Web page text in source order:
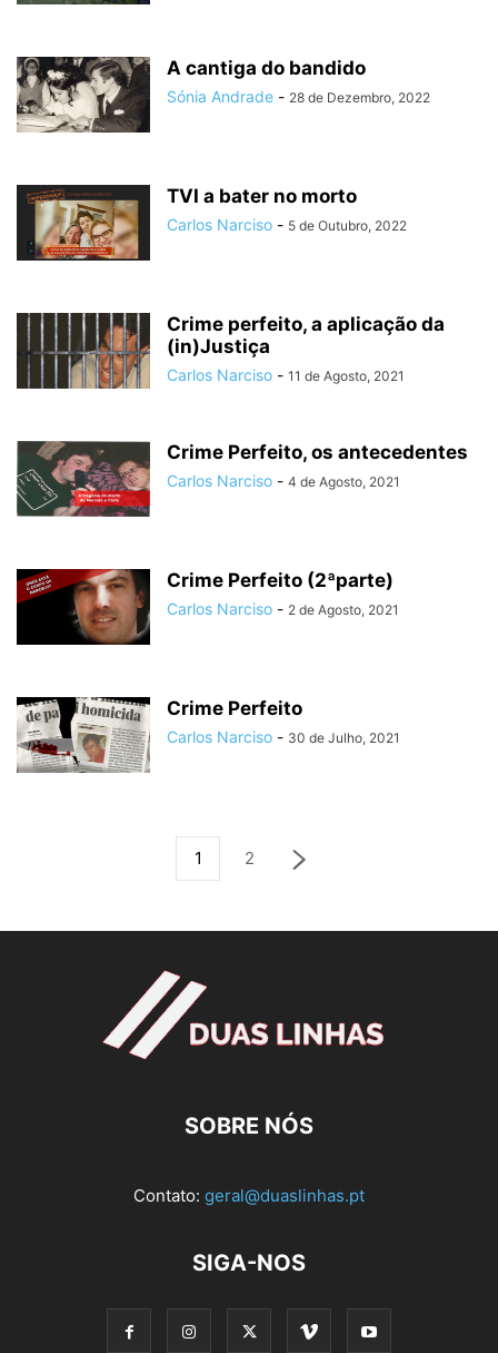
A cantiga do bandido
Sónia Andrade - 28 de Dezembro, 2022
TVI a bater no morto
Carlos Narciso - 5 de Outubro, 2022
Crime perfeito, a aplicação da
(in)Justiça
Carlos Narciso - 11 de Agosto, 2021
Crime Perfeito, os antecedentes
Carlos Narciso - 4 de Agosto, 2021
Crime Perfeito (2ªparte)
Carlos Narciso - 2 de Agosto, 2021
Crime Perfeito
Carlos Narciso - 30 de Julho, 2021
1 2
SOBRE NÓS
Contato: geral@duaslinhas.pt
SIGA-NOS